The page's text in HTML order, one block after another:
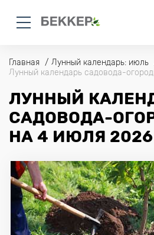
Главная
Лунный календарь: июль
Лунный календарь садовода-
ЛУННЫЙ
САДОВОДА-
НА 4 ИЮЛЯ